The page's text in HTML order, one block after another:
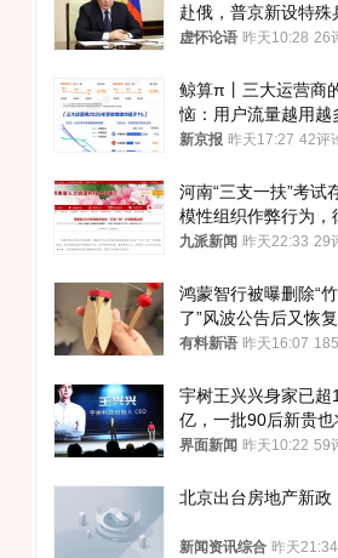
赴俄，普京新设特殊
76岁老将扛旗
虚怀论语 昨天10:28 26
鲸算π丨三大运营商
恼：用户流量越用越
入却越来越少
新京报 昨天17:27 42评
河南“三支一扶”考试
模性组织作弊行为，
涉嫌非法获取国家秘
九派新闻 昨天22:33 29
鸿蒙智行被曝删除“
了”风波公告后又恢复
曾力挺：劝华为要大
有料新语 昨天16:07
宇树王兴兴身家已超
亿，一批90后新贵也
界面新闻 昨天10:22 59
北京出台房地产新政
新闻资讯综合 昨天21:34